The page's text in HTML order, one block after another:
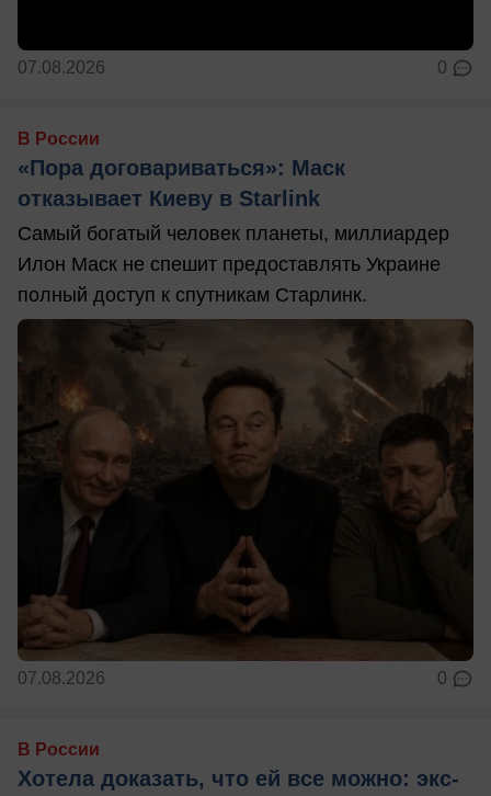
07.08.2026 0
В России
«Пора договариваться»: Маск
отказывает Киеву в Starlink
Самый богатый человек планеты, миллиардер
Илон Маск не спешит предоставлять Украине
полный доступ к спутникам Старлинк.
07.08.2026 0
В России
Хотела доказать, что ей все можно: экс-